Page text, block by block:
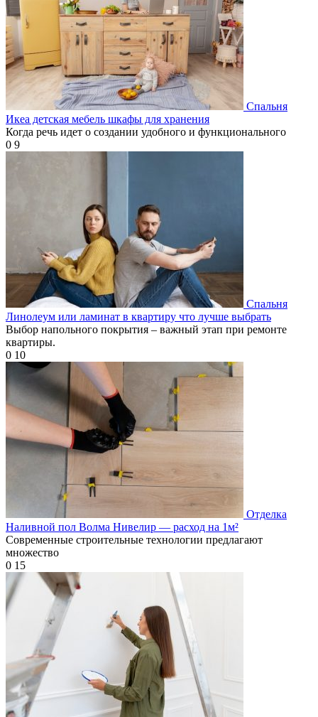
Спальня
Икеа детская мебель шкафы для хранения
Когда речь идет о создании удобного и функционального
0 9
Спальня
Линолеум или ламинат в квартиру что лучше выбрать
Выбор напольного покрытия – важный этап при ремонте
квартиры.
0 10
Отделка
Наливной пол Волма Нивелир — расход на 1м²
Современные строительные технологии предлагают
множество
0 15